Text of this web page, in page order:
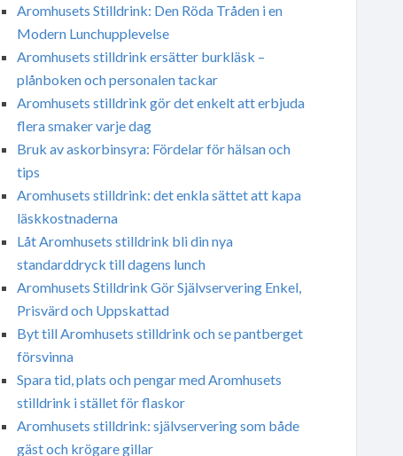
Aromhusets Stilldrink: Den Röda Tråden i en
Modern Lunchupplevelse
Aromhusets stilldrink ersätter burkläsk –
plånboken och personalen tackar
Aromhusets stilldrink gör det enkelt att erbjuda
flera smaker varje dag
Bruk av askorbinsyra: Fördelar för hälsan och
tips
Aromhusets stilldrink: det enkla sättet att kapa
läskkostnaderna
Låt Aromhusets stilldrink bli din nya
standarddryck till dagens lunch
Aromhusets Stilldrink Gör Självservering Enkel,
Prisvärd och Uppskattad
Byt till Aromhusets stilldrink och se pantberget
försvinna
Spara tid, plats och pengar med Aromhusets
stilldrink i stället för flaskor
Aromhusets stilldrink: självservering som både
gäst och krögare gillar